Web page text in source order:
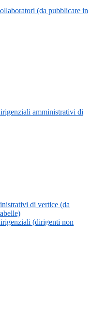
(da pubblicare in
amministrativi di
di vertice (da
(dirigenti non